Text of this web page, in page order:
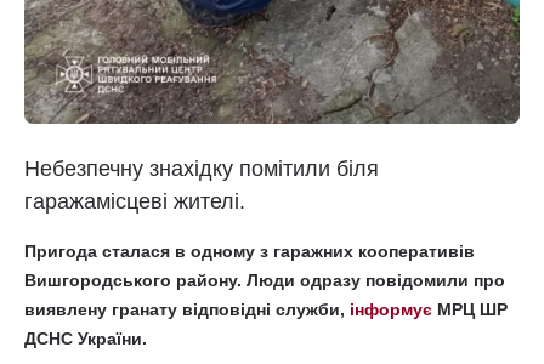
Небезпечну знахідку помітили біля
гаражамісцеві жителі.
Пригода сталася в одному з гаражних кооперативів
Вишгородського району. Люди одразу повідомили про
виявлену гранату відповідні служби, інформує МРЦ ШР
ДСНС України.